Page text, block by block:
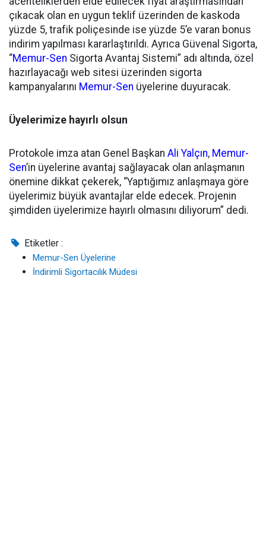
çıkacak olan en uygun teklif üzerinden de kaskoda
yüzde 5, trafik poliçesinde ise yüzde 5’e varan bonus
indirim yapılması kararlaştırıldı. Ayrıca Güvenal Sigorta,
“Memur-Sen Sigorta Avantaj Sistemi” adı altında, özel
hazırlayacağı web sitesi üzerinden sigorta
kampanyalarını Memur-Sen üyelerine duyuracak.
Üyelerimize hayırlı olsun
Protokole imza atan Genel Başkan Ali Yalçın, Memur-
Sen’in üyelerine avantaj sağlayacak olan anlaşmanın
önemine dikkat çekerek, “Yaptığımız anlaşmaya göre
üyelerimiz büyük avantajlar elde edecek. Projenin
şimdiden üyelerimize hayırlı olmasını diliyorum” dedi.
Etiketler :
Memur-Sen Üyelerine
İndirimli Sigortacılık Müdesi